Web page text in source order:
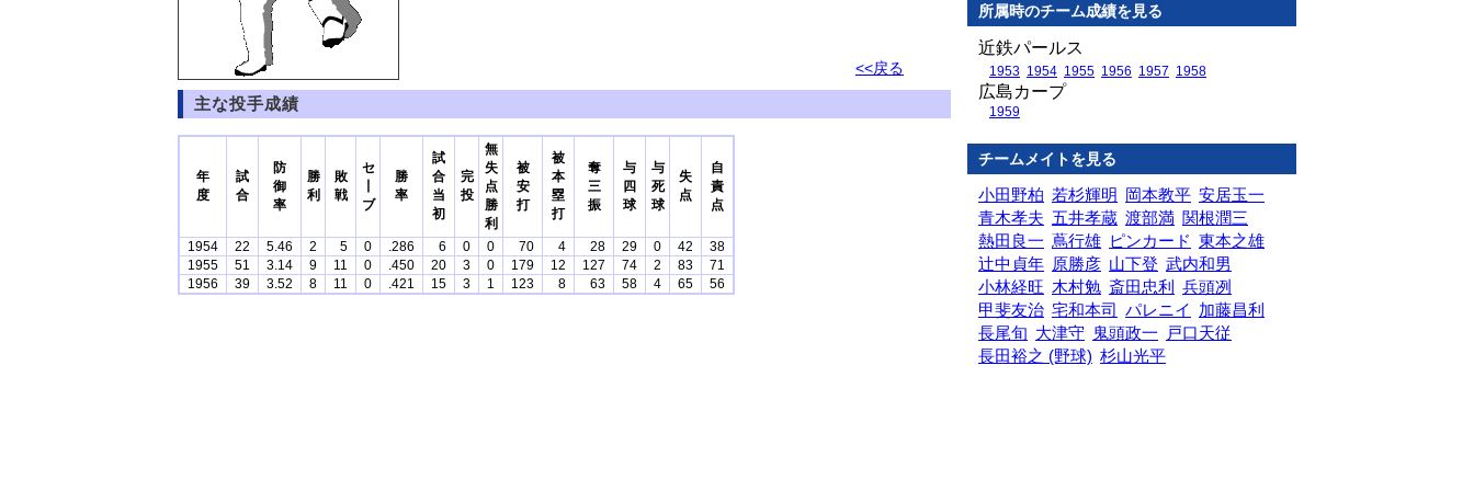
所属時のチーム成績を見る
近鉄パールス
1953 1954 1955 1956 1957 1958
広島カープ
1959
チームメイトを見る
小田野柏 若杉輝明 岡本教平 安居玉一
青木孝夫 五井孝蔵 渡部満 関根潤三
熱田良一 蔦行雄 ピンカード 東本之雄
辻中貞年 原勝彦 山下登 武内和男
小林経旺 木村勉 斎田忠利
兵頭冽
甲斐友治 宅和本司 パレニイ 加藤昌利
長尾旬 大津守 鬼頭政一
戸口天従
長田裕之 (野球) 杉山光平
<<戻る
主な投手成績
年
度
試
合
防
御
率
勝
利
敗
戦
セ
ブ
勝
率
試
合
当
初
完
投
無
失
点
勝
利
被
安
打
被
本
塁
打
奪
三
振
与
四
球
与
死
球
失
点
自
責
点
1954 22 5.46 2 5 0 .286 6 0 0 70 4 28 29 0 42
38
1955
51 3.14 9 11 0 .450 20 3 0 179 12 127 74 2 83
71
1956
39 3.52 8 11 0 .421 15 3 1 123 8 63 58 4 65 56